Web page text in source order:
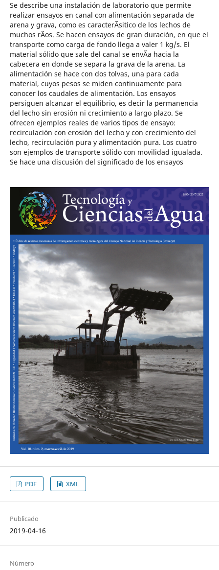
Se describe una instalación de laboratorio que permite
realizar ensayos en canal con alimentación separada de
arena y grava, como es caracterÃ­sitico de los lechos de
muchos rÃ­os. Se hacen ensayos de gran duración, en que el
transporte como carga de fondo llega a valer 1 kg/s. El
material sólido que sale del canal se envÃ­a hacia la
cabecera en donde se separa la grava de la arena. La
alimentación se hace con dos tolvas, una para cada
material, cuyos pesos se miden continuamente para
conocer los caudales de alimentación. Los ensayos
persiguen alcanzar el equilibrio, es decir la permanencia
del lecho sin erosión ni crecimiento a largo plazo. Se
ofrecen ejemplos reales de varios tipos de ensayo:
recirculación con erosión del lecho y con crecimiento del
lecho, recirculación pura y alimentación pura. Los cuatro
son ejemplos de transporte sólido con movilidad igualada.
Se hace una discusión del significado de los ensayos
PDF XML
Publicado
2019-04-16
Número